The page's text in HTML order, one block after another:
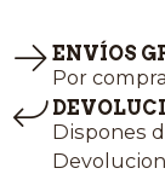
ENVÍOS
Por
Dispones